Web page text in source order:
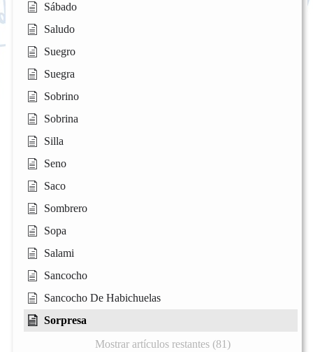
Sábado
Saludo
Suegro
Suegra
Sobrino
Sobrina
Silla
Seno
Saco
Sombrero
Sopa
Salami
Sancocho
Sancocho De Habichuelas
Sorpresa
Mostrar artículos restantes (81)